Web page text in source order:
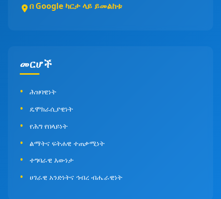
በ Google ካርታ ላይ ይመልከቱ
መርሆች
ሕዝባዊነት
ዴሞክራሲያዊነት
የሕግ የበላይነት
ልማትና ፍትሐዊ ተጠቃሚነት
ተግባራዊ እውነታ
ሀገራዊ አንድነትና ኅብረ ብሔራዊነት